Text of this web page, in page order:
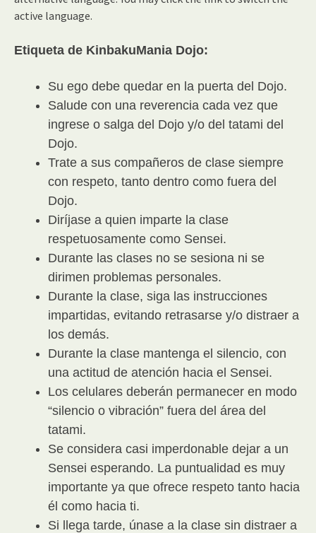
active language.
Etiqueta de KinbakuMania Dojo:
Su ego debe quedar en la puerta del Dojo.
Salude con una reverencia cada vez que
ingrese o salga del Dojo y/o del tatami del
Dojo.
Trate a sus compañeros de clase siempre
con respeto, tanto dentro como fuera del
Dojo.
Diríjase a quien imparte la clase
respetuosamente como Sensei.
Durante las clases no se sesiona ni se
dirimen problemas personales.
Durante la clase, siga las instrucciones
impartidas, evitando retrasarse y/o distraer a
los demás.
Durante la clase mantenga el silencio, con
una actitud de atención hacia el Sensei.
Los celulares deberán permanecer en modo
“silencio o vibración” fuera del área del
tatami.
Se considera casi imperdonable dejar a un
Sensei esperando. La puntualidad es muy
importante ya que ofrece respeto tanto hacia
él como hacia ti.
Si llega tarde, únase a la clase sin distraer a